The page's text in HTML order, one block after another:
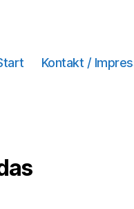
Kontakt /